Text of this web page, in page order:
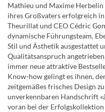
Mathieu und Maxime
ihres Großvaters erfolgreich
Theurillat und CEO Cédric
dynamische Führungsteam.
Stil und Ästhetik ausgestattet
Qualitätsanspruch
immer neue attraktive
Know-how gelingt es ihnen,
zeitgemäßes frisches Design
unverkennbaren Handschrift
voran bei der